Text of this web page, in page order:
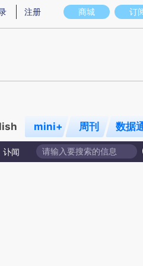
意图存在偏差。不代表财新观点和立场。
商城 订
注册
mini+ 周刊 数据
讣闻